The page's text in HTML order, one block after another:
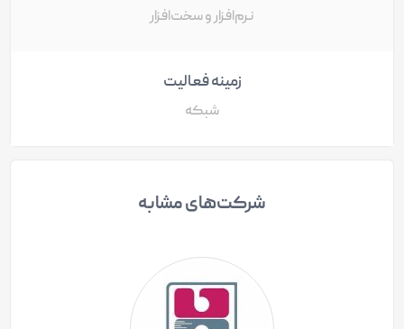
نرم‌افزار و سخت‌افزار
زمینه فعالیت
شبکه
شرکت‌های مشابه